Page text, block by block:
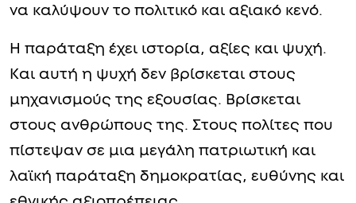
να καλύψουν το πολιτικό και αξιακό κενό.
Η παράταξη έχει ιστορία, αξίες και ψυχή.
Και αυτή η ψυχή δεν βρίσκεται στους
μηχανισμούς της εξουσίας. Βρίσκεται
στους ανθρώπους της. Στους πολίτες που
πίστεψαν σε μια μεγάλη πατριωτική και
λαϊκή παράταξη δημοκρατίας, ευθύνης και